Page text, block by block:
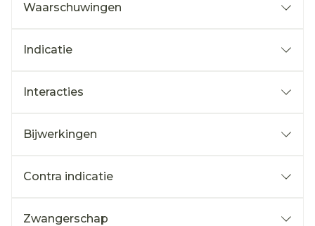
Waarschuwingen
Indicatie
Interacties
Bijwerkingen
Contra indicatie
Zwangerschap